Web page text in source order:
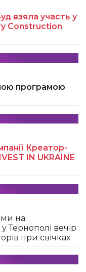
взяла участь у
Construction
програмою
Креатор-
IN UKRAINE
на
Тернополі вечір
при свічках